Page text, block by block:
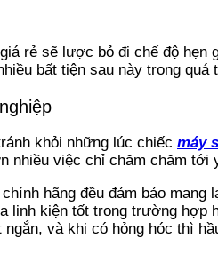
rẻ sẽ lược bỏ đi chế độ
bất tiện sau này trong quá
khỏi những lúc chiếc máy
nhiều việc chỉ chăm chăm tới
hãng đều đảm bảo
linh kiện tốt trong trường
ngắn, và khi có hỏng hóc thì